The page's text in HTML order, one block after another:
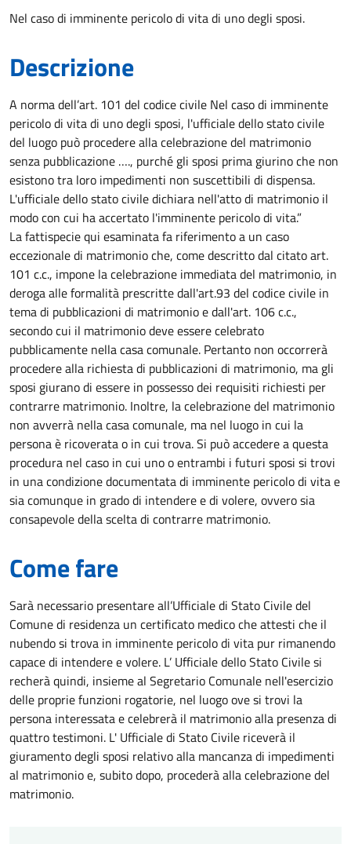
Nel caso di imminente pericolo di vita di uno degli sposi.
Descrizione
A norma dell’art. 101 del codice civile Nel caso di imminente
pericolo di vita di uno degli sposi, l'ufficiale dello stato civile
del luogo può procedere alla celebrazione del matrimonio
senza pubblicazione …., purché gli sposi prima giurino che non
esistono tra loro impedimenti non suscettibili di dispensa.
L'ufficiale dello stato civile dichiara nell'atto di matrimonio il
modo con cui ha accertato l'imminente pericolo di vita.”
La fattispecie qui esaminata fa riferimento a un caso
eccezionale di matrimonio che, come descritto dal citato art.
101 c.c., impone la celebrazione immediata del matrimonio, in
deroga alle formalità prescritte dall'art.93 del codice civile in
tema di pubblicazioni di matrimonio e dall'art. 106 c.c.,
secondo cui il matrimonio deve essere celebrato
pubblicamente nella casa comunale. Pertanto non occorrerà
procedere alla richiesta di pubblicazioni di matrimonio, ma gli
sposi giurano di essere in possesso dei requisiti richiesti per
contrarre matrimonio. Inoltre, la celebrazione del matrimonio
non avverrà nella casa comunale, ma nel luogo in cui la
persona è ricoverata o in cui trova. Si può accedere a questa
procedura nel caso in cui uno o entrambi i futuri sposi si trovi
in una condizione documentata di imminente pericolo di vita e
sia comunque in grado di intendere e di volere, ovvero sia
consapevole della scelta di contrarre matrimonio.
Come fare
Sarà necessario presentare all’Ufficiale di Stato Civile del
Comune di residenza un certificato medico che attesti che il
nubendo si trova in imminente pericolo di vita pur rimanendo
capace di intendere e volere. L’ Ufficiale dello Stato Civile si
recherà quindi, insieme al Segretario Comunale nell'esercizio
delle proprie funzioni rogatorie, nel luogo ove si trovi la
persona interessata e celebrerà il matrimonio alla presenza di
quattro testimoni. L' Ufficiale di Stato Civile riceverà il
giuramento degli sposi relativo alla mancanza di impedimenti
al matrimonio e, subito dopo, procederà alla celebrazione del
matrimonio.